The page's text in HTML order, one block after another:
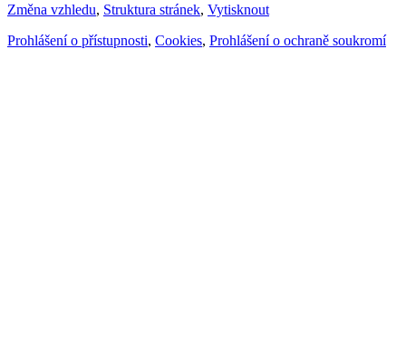
Změna vzhledu, Struktura stránek, Vytisknout
Prohlášení o přístupnosti, Cookies, Prohlášení o ochraně soukromí